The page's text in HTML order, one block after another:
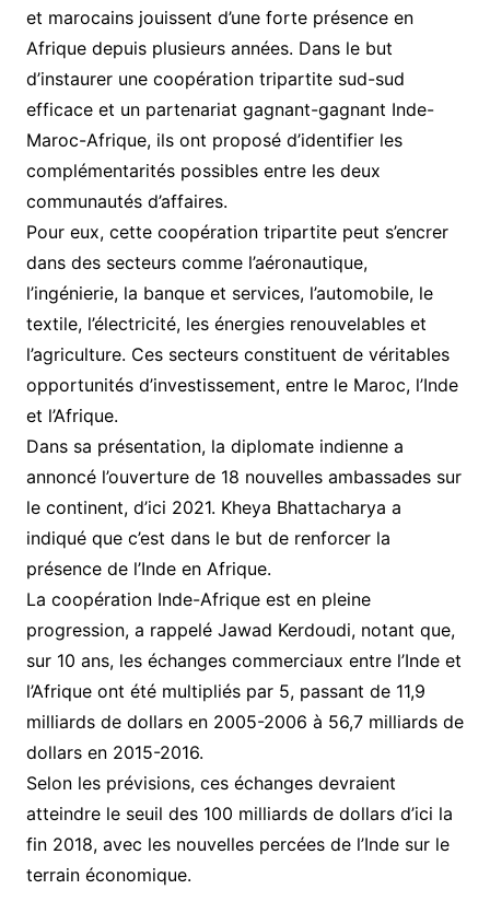
et marocains jouissent d’une forte présence en
Afrique depuis plusieurs années. Dans le but
d’instaurer une coopération tripartite sud-sud
efficace et un partenariat gagnant-gagnant Inde-
Maroc-Afrique, ils ont proposé d’identifier les
complémentarités possibles entre les deux
communautés d’affaires.
Pour eux, cette coopération tripartite peut s’encrer
dans des secteurs comme l’aéronautique,
l’ingénierie, la banque et services, l’automobile, le
textile, l’électricité, les énergies renouvelables et
l’agriculture. Ces secteurs constituent de véritables
opportunités d’investissement, entre le Maroc, l’Inde
et l’Afrique.
Dans sa présentation, la diplomate indienne a
annoncé l’ouverture de 18 nouvelles ambassades sur
le continent, d’ici 2021. Kheya Bhattacharya a
indiqué que c’est dans le but de renforcer la
présence de l’Inde en Afrique.
La coopération Inde-Afrique est en pleine
progression, a rappelé Jawad Kerdoudi, notant que,
sur 10 ans, les échanges commerciaux entre l’Inde et
l’Afrique ont été multipliés par 5, passant de 11,9
milliards de dollars en 2005-2006 à 56,7 milliards de
dollars en 2015-2016.
Selon les prévisions, ces échanges devraient
atteindre le seuil des 100 milliards de dollars d’ici la
fin 2018, avec les nouvelles percées de l’Inde sur le
terrain économique.